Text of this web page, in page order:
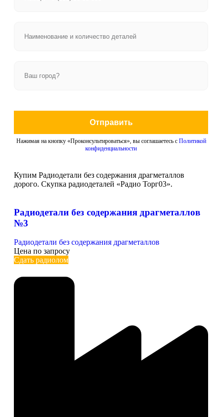
Отправить
Нажимая на кнопку «Проконсультироваться», вы соглашаетесь с Политикой
конфиденциальности
Купим Радиодетали без содержания драгметаллов
дорого. Скупка радиодеталей «Радио Торг03».
Радиодетали без содержания драгметаллов
№3
Радиодетали без содержания драгметаллов
Цена по запросу
Сдать радиолом